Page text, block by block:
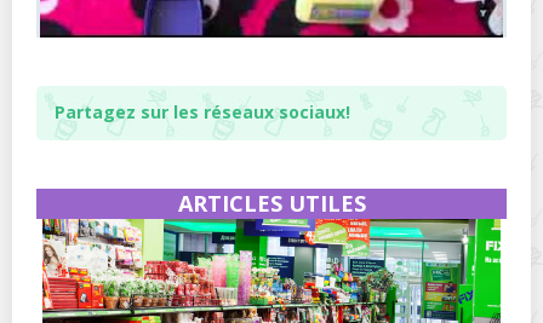
Partagez sur les réseaux sociaux!
ARTICLES UTILES